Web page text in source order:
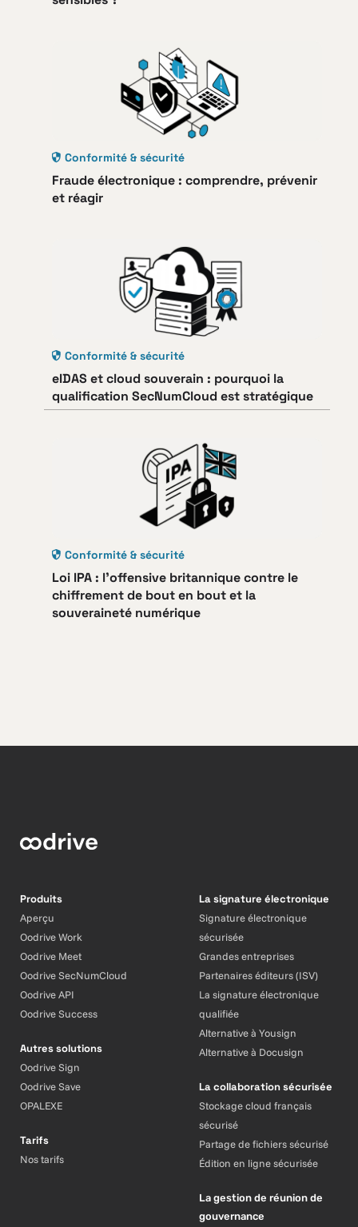
Conformité & sécurité
Fraude électronique : comprendre, prévenir
et réagir
Conformité & sécurité
eIDAS et cloud souverain : pourquoi la
qualification SecNumCloud est stratégique
Conformité & sécurité
Loi IPA : l’offensive britannique contre le
chiffrement de bout en bout et la
souveraineté numérique
Produits
Aperçu
Oodrive Work
Oodrive Meet
Oodrive SecNumCloud
Oodrive API
Oodrive Success
Autres solutions
Oodrive Sign
Oodrive Save
OPALEXE
Tarifs
Nos tarifs
La signature électronique
Signature électronique
sécurisée
Grandes entreprises
Partenaires éditeurs (ISV)
La signature électronique
qualifiée
Alternative à Yousign
Alternative à Docusign
La collaboration sécurisée
Stockage cloud français
sécurisé
Partage de fichiers sécurisé
Édition en ligne sécurisée
La gestion de réunion de
gouvernance